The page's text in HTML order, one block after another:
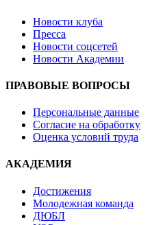
Новости клуба
Пресса
Новости соцсетей
Новости Академии
ПРАВОВЫЕ ВОПРОСЫ
Персональные данные
Согласие на обработку
Оценка условий труда
АКАДЕМИЯ
Достижения
Молодежная команда
ДЮБЛ